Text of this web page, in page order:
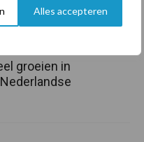
Alles accepteren
groeien in